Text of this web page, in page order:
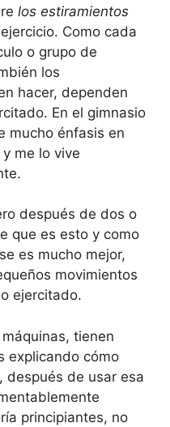
los estiramientos
Como cada
o grupo de
los
hacer, dependen
En el gimnasio
mucho énfasis en
me lo vive
después de dos o
que es esto y como
es mucho mejor,
movimientos
ejercitado.
tienen
explicando cómo
después de usar esa
principiantes, no